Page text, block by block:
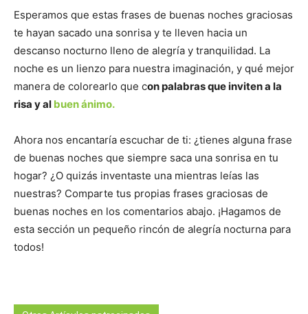
Esperamos que estas frases de buenas noches graciosas
te hayan sacado una sonrisa y te lleven hacia un
descanso nocturno lleno de alegría y tranquilidad. La
noche es un lienzo para nuestra imaginación, y qué mejor
manera de colorearlo que con palabras que inviten a la
risa y al buen ánimo.
Ahora nos encantaría escuchar de ti: ¿tienes alguna frase
de buenas noches que siempre saca una sonrisa en tu
hogar? ¿O quizás inventaste una mientras leías las
nuestras? Comparte tus propias frases graciosas de
buenas noches en los comentarios abajo. ¡Hagamos de
esta sección un pequeño rincón de alegría nocturna para
todos!